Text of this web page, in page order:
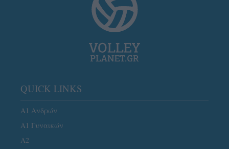
QUICK LINKS
Α1 Ανδρών
Α1 Γυναικών
A2